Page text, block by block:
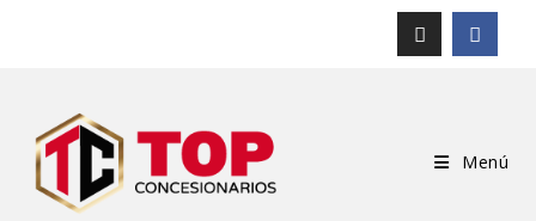
Menú